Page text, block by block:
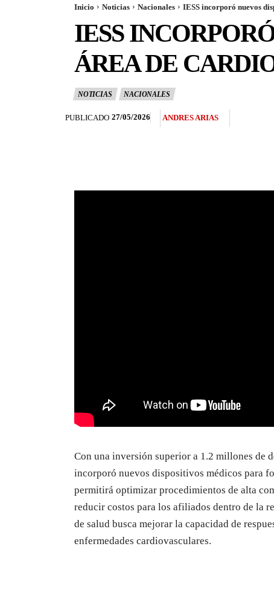
Inicio Noticias Nacionales IESS incorporó nuevos
IESS
ÁREA DE
NOTICIAS NACIONALES
PUBLICADO 27/05/2026 ANDRES ARIAS
Con una inversión superior a 1.2 millones de
incorporó nuevos dispositivos médicos para
permitirá optimizar procedimientos de alta
reducir costos para los afiliados dentro de la
de salud busca mejorar la capacidad de
enfermedades cardiovasculares.